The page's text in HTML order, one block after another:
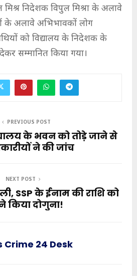
मिश्र निदेशक विपुल मिश्रा के अलावे
के अलावे अभिभावकों लोग
को विद्यालय के निदेशक के
सम्मानित किया गया।
PREVIOUS POST
के भवन को तोड़े जाने से
ने की जांच
NEXT POST
SSP के ईनाम की राशि को
किया दोगुना!
Crime 24 Desk